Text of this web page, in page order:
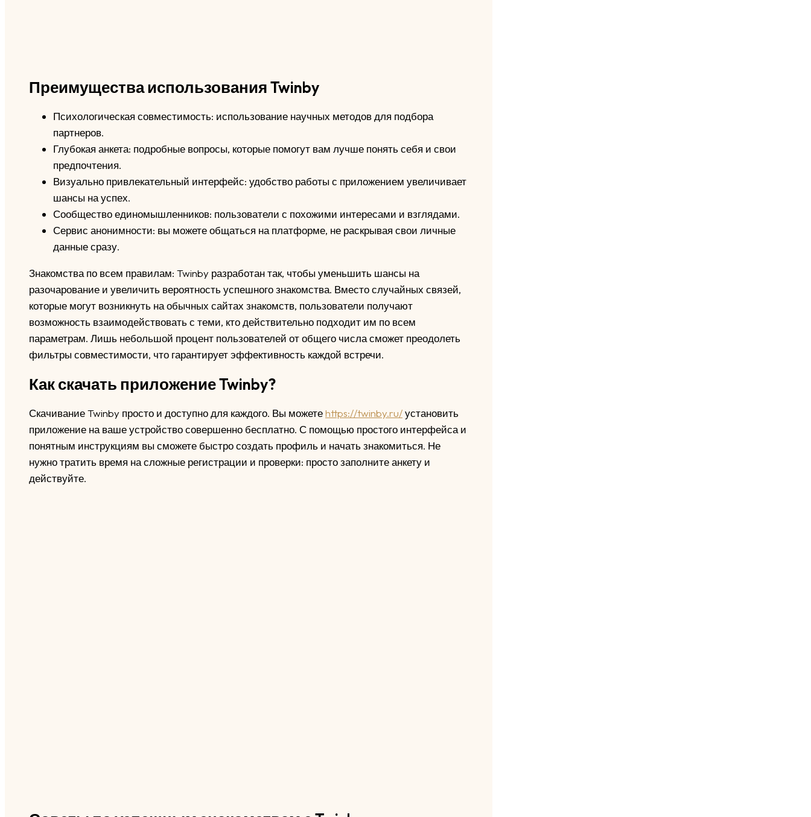
Преимущества использования Twinby
Психологическая совместимость: использование научных методов для подбора
партнеров.
Глубокая анкета: подробные вопросы, которые помогут вам лучше понять себя и свои
предпочтения.
Визуально привлекательный интерфейс: удобство работы с приложением увеличивает
шансы на успех.
Сообщество единомышленников: пользователи с похожими интересами и взглядами.
Сервис анонимности: вы можете общаться на платформе, не раскрывая свои личные
данные сразу.
Знакомства по всем правилам: Twinby разработан так, чтобы уменьшить шансы на
разочарование и увеличить вероятность успешного знакомства. Вместо случайных связей,
которые могут возникнуть на обычных сайтах знакомств, пользователи получают
возможность взаимодействовать с теми, кто действительно подходит им по всем
параметрам. Лишь небольшой процент пользователей от общего числа сможет преодолеть
фильтры совместимости, что гарантирует эффективность каждой встречи.
Как скачать приложение Twinby?
Скачивание Twinby просто и доступно для каждого. Вы можетеhttps://twinby.ru/установить
приложение на ваше устройство совершенно бесплатно. С помощью простого интерфейса и
понятным инструкциям вы сможете быстро создать профиль и начать знакомиться. Не
нужно тратить время на сложные регистрации и проверки: просто заполните анкету и
действуйте.